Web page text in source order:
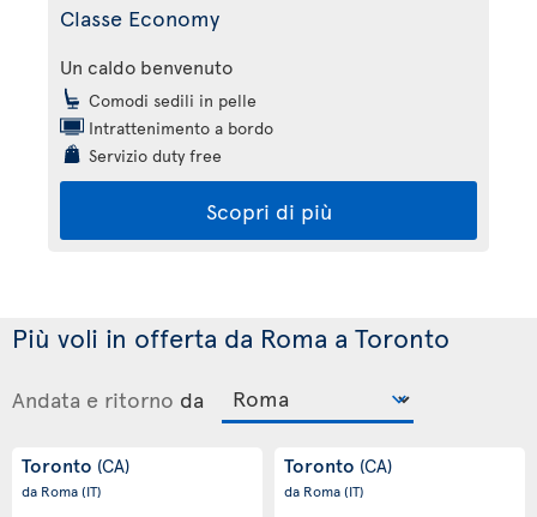
Classe Economy
Un caldo benvenuto
Comodi sedili in pelle
Intrattenimento a bordo
Servizio duty free
Scopri di più
Più voli in offerta da Roma a Toronto
Andata e ritorno da
Toronto (CA)
da Roma(IT)
Toronto (CA)
da Roma(IT)